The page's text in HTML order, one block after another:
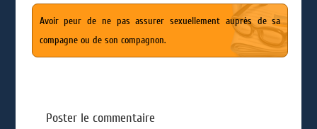
Avoir peur de ne pas assurer sexuellement auprès de sa
compagne ou de son compagnon.
Poster le commentaire